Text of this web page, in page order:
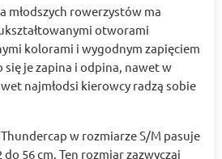
młodszych rowerzystów ma
otworami
kolorami i wygodnym zapięciem
się je zapina i odpina, nawet w
najmłodsi kierowcy radzą sobie
w rozmiarze S/M pasuje
56 cm. Ten rozmiar zazwyczaj